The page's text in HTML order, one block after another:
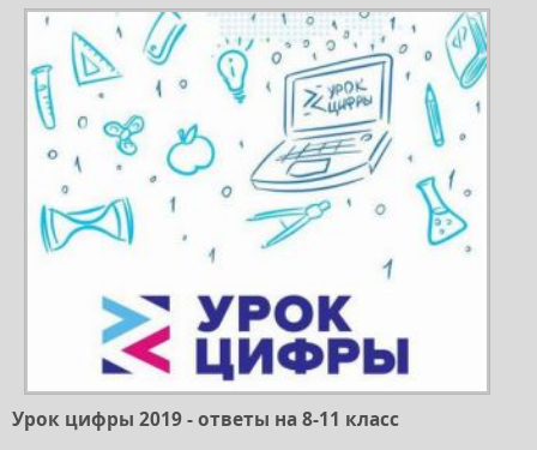
Урок цифры 2019 - ответы на 8-11 класс